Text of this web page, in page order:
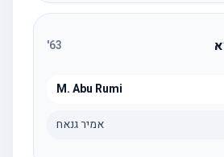
63
'
M. Abu Rumi
אמיר גנאח